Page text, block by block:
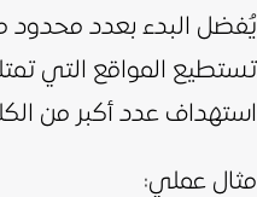
يُفضل البدء بعدد محدود
تستطيع المواقع التي
استهداف عدد أكبر من
مثال عملي: